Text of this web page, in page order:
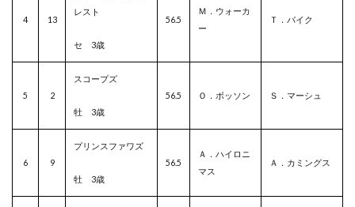
4 13
レスト
セ 3歳
56.5
Ｍ．ウォーカ
ー
Ｔ．パイク
5 2
スコープズ
牡 3歳
56.5 Ｏ．ボッソン Ｓ．マーシュ
6 9
プリンスファワズ
牡 3歳
56.5
Ａ．ハイロニ
マス
Ａ．カミングス